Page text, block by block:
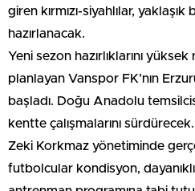
giren kırmızı-siyahlılar,
hazırlanacak.
Yeni sezon hazırlıklarını
planlayan Vanspor FK’nın
başladı. Doğu Anadolu
kentte çalışmalarını
Zeki Korkmaz yönetiminde
futbolcular kondisyon,